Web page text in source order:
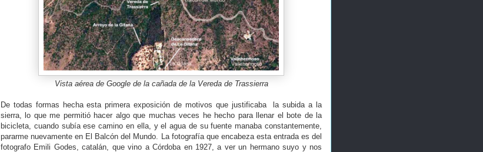
Vista aérea de Google de la cañada de la Vereda de Trassierra
De todas formas hecha esta primera exposición de motivos que justificaba la subida a la
sierra, lo que me permitió hacer algo que muchas veces he hecho para llenar el bote de la
bicicleta, cuando subía ese camino en ella, y el agua de su fuente manaba constantemente,
pararme nuevamente en El Balcón del Mundo. La fotografía que encabeza esta entrada es del
fotografo Emili Godes, catalán, que vino a Córdoba en 1927, a ver un hermano suyo y nos